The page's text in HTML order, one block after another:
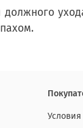
должного
Условия